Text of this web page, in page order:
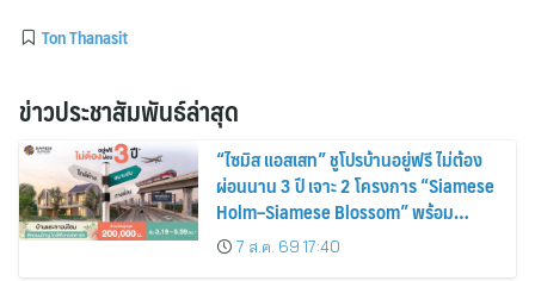
Ton Thanasit
ข่าวประชาสัมพันธ์ล่าสุด
“ไซมิส แอสเสท” ชูโปรบ้านอยู่ฟรี ไม่ต้อง
ผ่อนนาน 3 ปี เจาะ 2 โครงการ “Siamese
Holm–Siamese Blossom” พร้อม
ส่วนลดและสิทธิพิเศษถึง 31 สิงหาคม
2569
7 ส.ค. 69 17:40